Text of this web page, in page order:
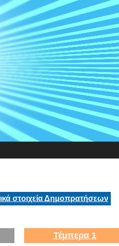
στοιχεία Δημοπρατήσεων
Τέμπερα 1